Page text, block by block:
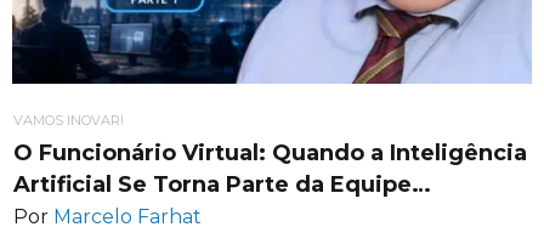
VAMOS INOVAR!
O Funcionário Virtual: Quando a Inteligência
Artificial Se Torna Parte da Equipe…
Por Marcelo Farhat